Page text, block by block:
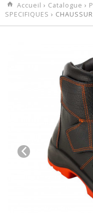
Accueil › Catalogue ›
SPECIFIQUES ›